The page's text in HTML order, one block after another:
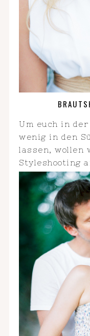
Um euch in
wenig in den
lassen, wollen
Styleshooting